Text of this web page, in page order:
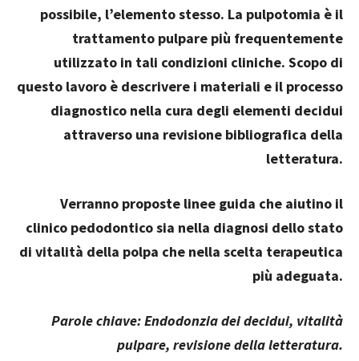
possibile, l’elemento stesso. La pulpotomia è il
trattamento pulpare più frequentemente
utilizzato in tali condizioni cliniche. Scopo di
questo lavoro è descrivere i materiali e il processo
diagnostico nella cura degli elementi decidui
attraverso una revisione bibliografica della
letteratura.
Verranno proposte linee guida che aiutino il
clinico pedodontico sia nella diagnosi dello stato
di vitalità della polpa che nella scelta terapeutica
più adeguata.
Parole chiave: Endodonzia dei decidui, vitalità
pulpare, revisione della letteratura.